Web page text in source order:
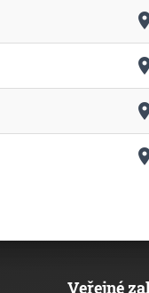
Veřejné